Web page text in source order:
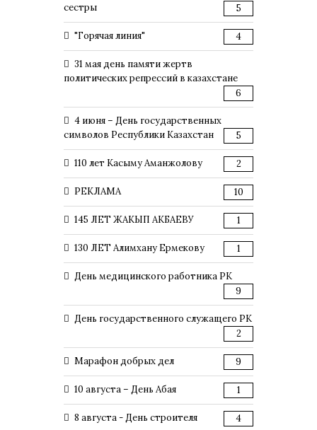
сестры
5
"Горячая линия" 4
31 мая день памяти жертв
политических репрессий в казахстане
6
4 июня – День государственных
символов Республики Казахстан
5
110 лет Касыму Аманжолову 2
РЕКЛАМА 10
145 ЛЕТ ЖАКЫП АКБАЕВУ 1
130 ЛЕТ Алимхану Ермекову 1
День медицинского работника РК
9
День государственного служащего РК
2
Марафон добрых дел 9
10 августа – День Абая 1
8 августа - День строителя 4